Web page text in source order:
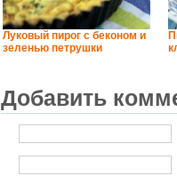
Луковый пирог с беконом и
зеленью петрушки
Добавить